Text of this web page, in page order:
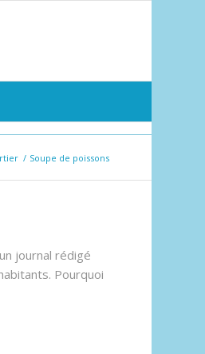
/ Soupe de poissons
journal rédigé
Pourquoi